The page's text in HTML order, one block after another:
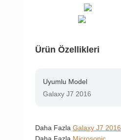
Ürün Özellikleri
Uyumlu Model
Galaxy J7 2016
Daha Fazla Galaxy J7 2016
Daha Fazla Microsonic